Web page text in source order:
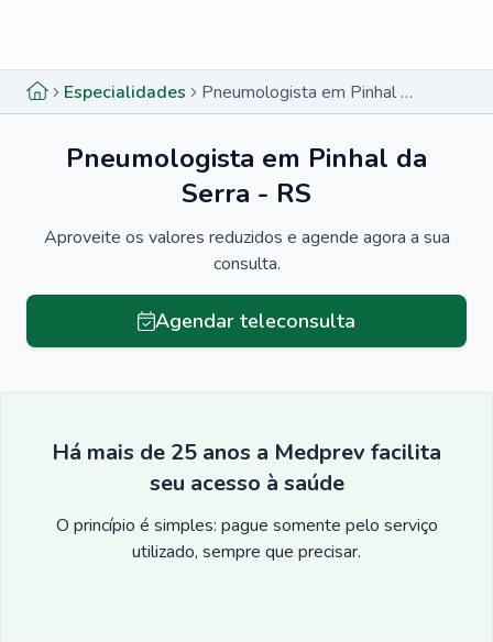
Especialidades Pneumologista em Pinhal da Serra - RS
Pneumologista em Pinhal da
Serra - RS
Aproveite os valores reduzidos e agende agora a sua
consulta.
Agendar teleconsulta
Há mais de 25 anos a Medprev facilita
seu acesso à saúde
O princípio é simples: pague somente pelo serviço
utilizado, sempre que precisar.